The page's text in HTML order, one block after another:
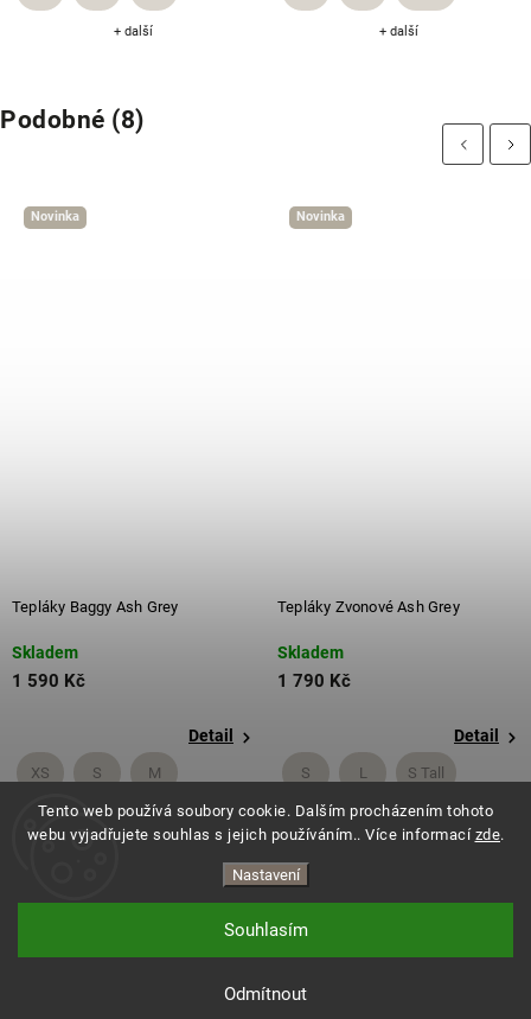
Tento web používá soubory cookie. Dalším procházením tohoto
webu vyjadřujete souhlas s jejich používáním.. Více informací zde.
Nastavení
Odmítnout
Souhlasím
+ další + další
Podobné (8)
Previous
Novinka
Tepláky Baggy Ash Grey
Skladem
1 590 Kč
Detail
XS S M
+ další
Novinka
Tepláky Zvonové Ash Grey
Skladem
1 790 Kč
Detail
S L S Tall
+ další
Next
Vytvořil Shoptet
ES.LEVITATE. Všechna práva vyhrazena.